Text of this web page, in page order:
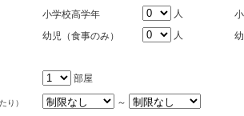
小学校高学年
人
幼児（食事のみ）
人
部屋
り） ～